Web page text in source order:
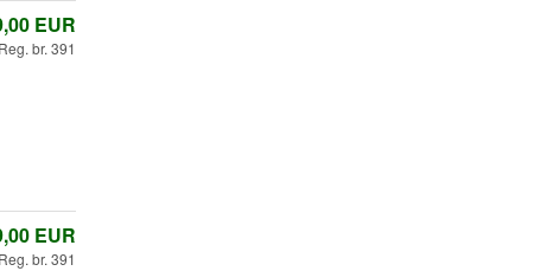
EUR
br. 391
EUR
br. 391